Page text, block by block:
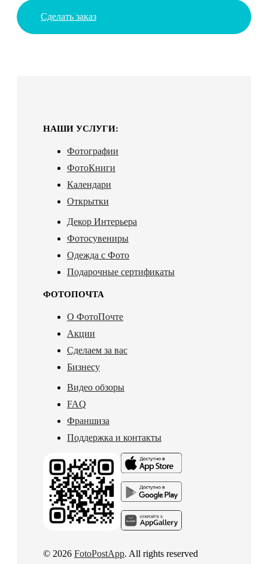
Сделать заказ
НАШИ УСЛУГИ:
Фотографии
ФотоКниги
Календари
Открытки
Декор Интерьера
Фотосувениры
Одежда с Фото
Подарочные сертификаты
ФОТОПОЧТА
О ФотоПочте
Акции
Сделаем за вас
Бизнесу
Видео обзоры
FAQ
Франшиза
Поддержка и контакты
© 2026 FotoPostApp. All rights reserved